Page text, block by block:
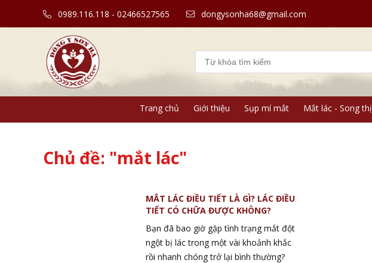
0989.116.118 - 02466527565 dongysonha68@gmail.com
Trang chủ Giới thiệu Sụp mí mắt Mắt lác - Song thị
Chủ đề: "mắt lác"
MẮT LÁC ĐIỀU TIẾT LÀ GÌ? LÁC ĐIỀU
TIẾT CÓ CHỮA ĐƯỢC KHÔNG?
Bạn đã bao giờ gặp tình trạng mắt đột
ngột bị lác trong một vài khoảnh khắc
rồi nhanh chóng trở lại bình thường?